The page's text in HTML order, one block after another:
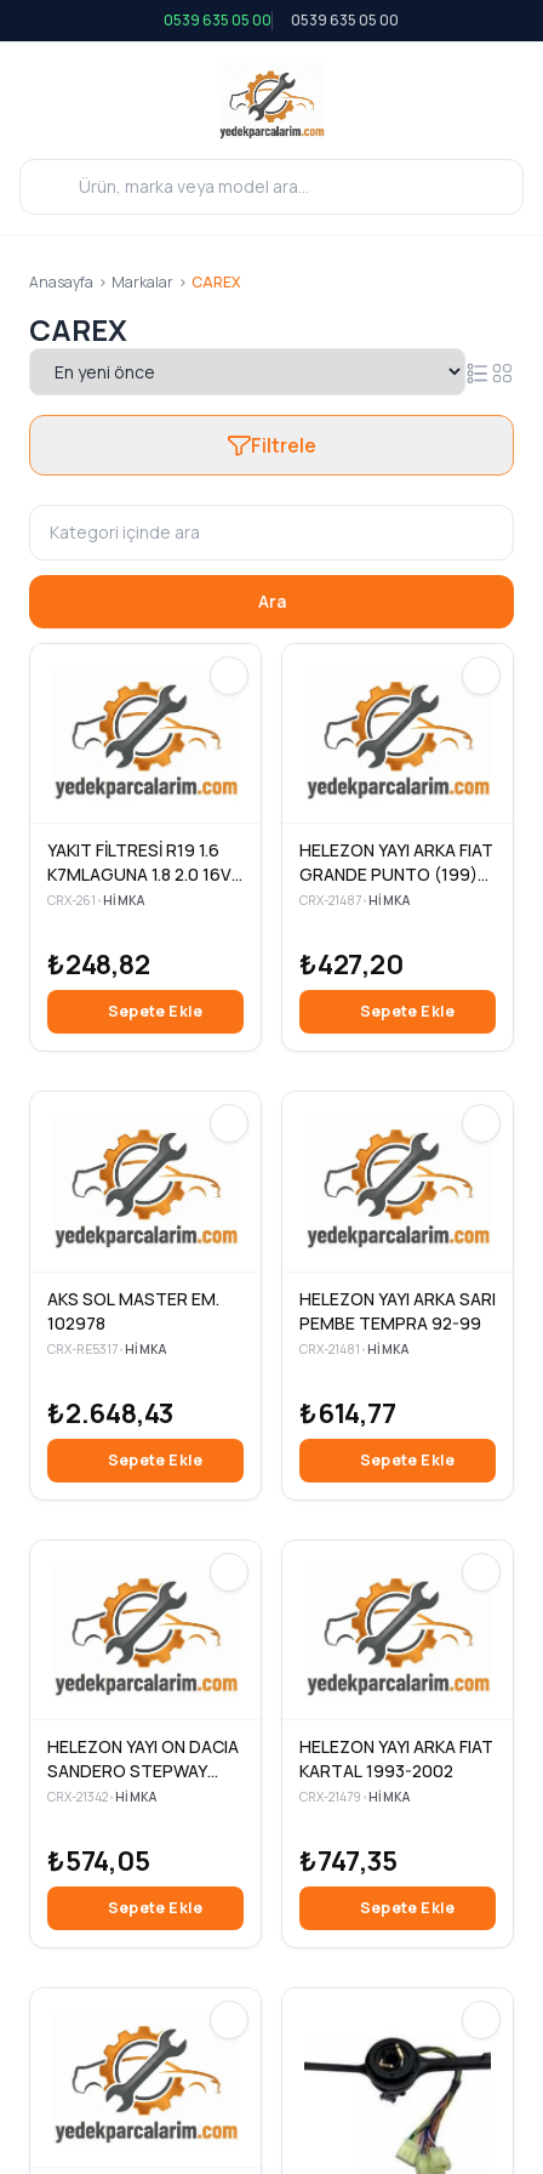
0539 635 05 00 0539 635 05 00
Anasayfa > Markalar > CAREX
CAREX
Filtrele
Ara
YAKIT FİLTRESİ R19 1.6
K7MLAGUNA 1.8 2.0 16V
93>01 -SAFIR II 2.0 16V
CRX-261 •HIMKA
₺248,82
Sepete Ekle
HELEZON YAYI ARKA FIAT
GRANDE PUNTO (199)
2005-
CRX-21487•HIMKA
₺427,20
Sepete Ekle
AKS SOL MASTER EM.
102978
CRX-RE5317•HIMKA
₺2.648,43
Sepete Ekle
HELEZON YAYI ARKA SARI
PEMBE TEMPRA 92-99
CRX-21481 •HIMKA
₺614,77
Sepete Ekle
HELEZON YAYI ON DACIA
SANDERO STEPWAY
2012-
CRX-21342•HIMKA
₺574,05
Sepete Ekle
HELEZON YAYI ARKA FIAT
KARTAL 1993-2002
CRX-21479 •HIMKA
₺747,35
Sepete Ekle